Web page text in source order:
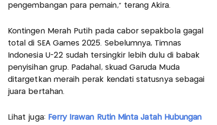
pengembangan para pemain,” terang Akira.
Kontingen Merah Putih pada cabor sepakbola gagal
total di SEA Games 2025. Sebelumnya, Timnas
Indonesia U-22 sudah tersingkir lebih dulu di babak
penyisihan grup. Padahal, skuad Garuda Muda
ditargetkan meraih perak kendati statusnya sebagai
juara bertahan.
Lihat juga: Ferry Irawan Rutin Minta Jatah Hubungan